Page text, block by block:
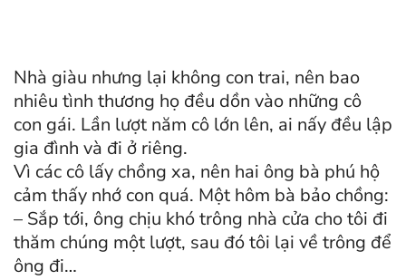
Nhà giàu nhưng lại không con trai, nên bao
nhiêu tình thương họ đều dồn vào những cô
con gái. Lần lượt năm cô lớn lên, ai nấy đều lập
gia đình và đi ở riêng.
Vì các cô lấy chồng xa, nên hai ông bà phú hộ
cảm thấy nhớ con quá. Một hôm bà bảo chồng:
– Sắp tới, ông chịu khó trông nhà cửa cho tôi đi
thăm chúng một lượt, sau đó tôi lại về trông để
ông đi…